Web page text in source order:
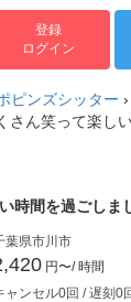
登録
ログイン
ピンズシッター
さん笑って楽し
時間を過ごしま
葉県市川市
円〜/ 時間
ャンセル0回 / 遅刻0